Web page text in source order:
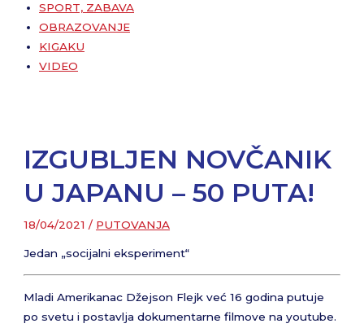
SPORT, ZABAVA
OBRAZOVANJE
KIGAKU
VIDEO
IZGUBLJEN NOVČANIK
U JAPANU – 50 PUTA!
18/04/2021/ PUTOVANJA
Jedan „socijalni eksperiment“
Mladi Amerikanac Džejson Flejk već 16 godina putuje
po svetu i postavlja dokumentarne filmove na youtube.